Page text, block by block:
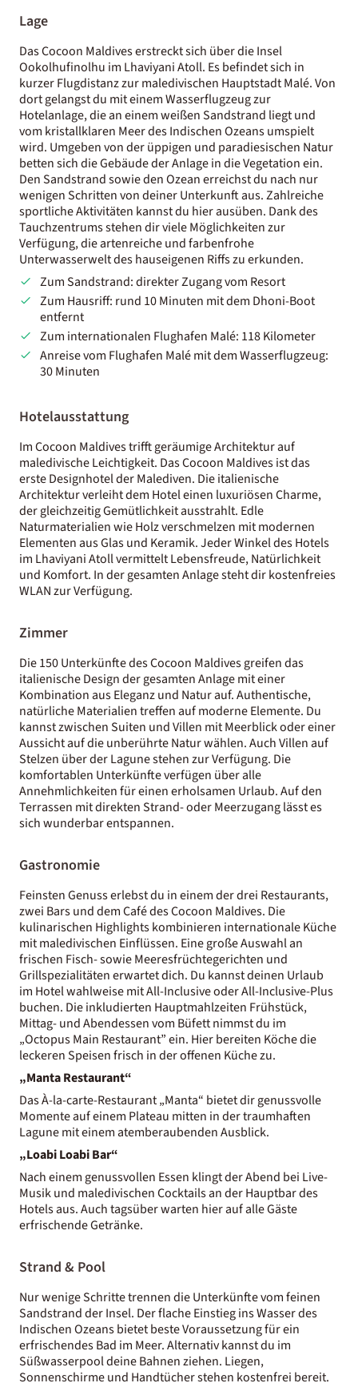
Lage
Das Cocoon Maldives erstreckt sich über die Insel
Ookolhufinolhu im Lhaviyani Atoll. Es befindet sich in
kurzer Flugdistanz zur maledivischen Hauptstadt Malé. Von
dort gelangst du mit einem Wasserflugzeug zur
Hotelanlage, diean einem weißen Sandstrand liegt und
vom kristallklaren Meer des Indischen Ozeans umspielt
wird. Umgeben von der üppigen und paradiesischen Natur
betten sich die Gebäude der Anlage in die Vegetation ein.
Den Sandstrand sowie den Ozean erreichst du nach nur
wenigen Schritten von deiner Unterkunft aus. Zahlreiche
sportliche Aktivitäten kannst du hier ausüben. Dank des
Tauchzentrums stehen dir viele Möglichkeiten zur
Verfügung, die artenreiche und farbenfrohe
Unterwasserwelt des hauseigenen Riffs zu erkunden.
Zum Sandstrand: direkter Zugang vom Resort
Zum Hausriff: rund 10 Minuten mit dem Dhoni-Boot
entfernt
Zum internationalen Flughafen Malé: 118 Kilometer
Anreise vom Flughafen Malé mit dem Wasserflugzeug:
30 Minuten
Hotelausstattung
Im Cocoon Maldives trifft geräumige Architektur auf
maledivische Leichtigkeit. Das Cocoon Maldives ist das
erste Designhotel der Malediven. Die italienische
Architektur verleiht dem Hotel einen luxuriösen Charme,
der gleichzeitig Gemütlichkeit ausstrahlt. Edle
Naturmaterialien wie Holz verschmelzen mit modernen
Elementen aus Glas und Keramik. Jeder Winkel des Hotels
im Lhaviyani Atoll vermittelt Lebensfreude, Natürlichkeit
und Komfort. In der gesamten Anlage steht dir kostenfreies
WLAN zur Verfügung.
Zimmer
Die 150 Unterkünfte des Cocoon Maldives greifen das
italienische Design der gesamten Anlage mit einer
Kombination aus Eleganz und Natur auf. Authentische,
natürliche Materialien treffen auf moderne Elemente. Du
kannst zwischen Suiten und Villen mit Meerblick oder einer
Aussicht auf die unberührte Natur wählen.Auch Villen auf
Stelzen über der Lagune stehen zur Verfügung. Die
komfortablen Unterkünfte verfügen über alle
Annehmlichkeiten für einen erholsamen Urlaub. Auf den
Terrassen mit direkten Strand- oder Meerzugang lässt es
sich wunderbar entspannen.
Gastronomie
Feinsten Genuss erlebst du in einem der drei Restaurants,
zwei Bars und dem Café des Cocoon Maldives. Die
kulinarischen Highlights kombinieren internationale Küche
mit maledivischen Einflüssen. Eine große Auswahl an
frischen Fisch- sowie Meeresfrüchtegerichten und
Grillspezialitäten erwartet dich. Du kannst deinen Urlaub
im Hotel wahlweise mit All-Inclusive oder All-Inclusive-Plus
buchen. Die inkludierten Hauptmahlzeiten Frühstück,
Mittag- und Abendessen vom Büfett nimmst du im
„Octopus Main Restaurant” ein. Hier bereiten Köche die
leckeren Speisen frisch in der offenen Küche zu.
„Manta Restaurant“
Das À-la-carte-Restaurant „Manta“ bietet dir genussvolle
Momente auf einem Plateau mitten in der traumhaften
Lagune mit einem atemberaubenden Ausblick.
„Loabi Loabi Bar“
Nach einem genussvollen Essen klingt der Abend bei Live-
Musik und maledivischen Cocktails an der Hauptbar des
Hotels aus. Auch tagsüber warten hier auf alle Gäste
erfrischende Getränke.
Strand & Pool
Nur wenige Schritte trennen die Unterkünfte vom feinen
Sandstrand der Insel. Der flache Einstieg ins Wasser des
Indischen Ozeans bietet beste Voraussetzung für ein
erfrischendes Bad im Meer. Alternativ kannst du im
Süßwasserpool deine Bahnen ziehen. Liegen,
Sonnenschirme und Handtücher stehen kostenfrei bereit.